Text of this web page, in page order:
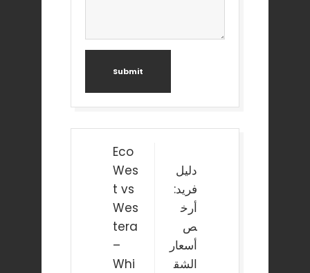
Submit
Post
navigation
Eco
Wes
t vs
Wes
tera
–
Whi
دليل
فريد:
أرخ
ص
أسعار
الشق